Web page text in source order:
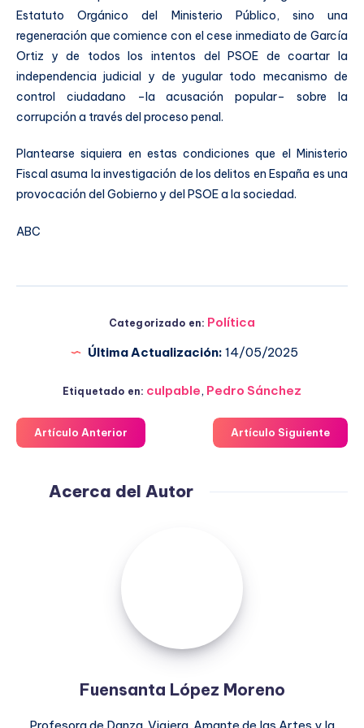
Estatuto Orgánico del Ministerio Público, sino una
regeneración que comience con el cese inmediato de García
Ortiz y de todos los intentos del PSOE de coartar la
independencia judicial y de yugular todo mecanismo de
control ciudadano –la acusación popular– sobre la
corrupción a través del proceso penal.
Plantearse siquiera en estas condiciones que el Ministerio
Fiscal asuma la investigación de los delitos en España es una
provocación del Gobierno y del PSOE a la sociedad.
ABC
Categorizado en: Política
Última Actualización: 14/05/2025
Etiquetado en: culpable, Pedro Sánchez
Artículo Anterior Artículo Siguiente
Acerca del Autor
Fuensanta López Moreno